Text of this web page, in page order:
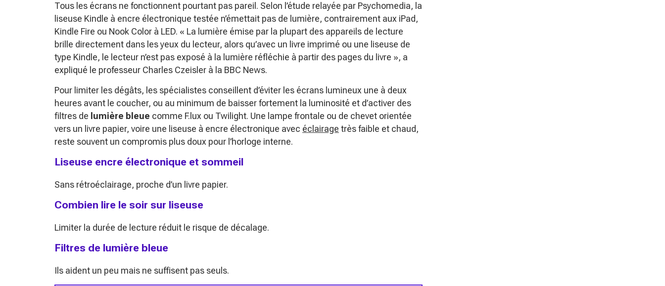
Tous les écrans ne fonctionnent pourtant pas pareil. Selon l’étude relayée par Psychomedia, la
liseuse Kindle à encre électronique testée n’émettait pas de lumière, contrairement aux iPad,
Kindle Fire ou Nook Color à LED. « La lumière émise par la plupart des appareils de lecture
brille directement dans les yeux du lecteur, alors qu’avec un livre imprimé ou une liseuse de
type Kindle, le lecteur n’est pas exposé à la lumière réfléchie à partir des pages du livre », a
expliqué le professeur Charles Czeisler à la BBC News.
Pour limiter les dégâts, les spécialistes conseillent d’éviter les écrans lumineux une à deux
heures avant le coucher, ou au minimum de baisser fortement la luminosité et d’activer des
filtres de lumière bleue comme F.lux ou Twilight. Une lampe frontale ou de chevet orientée
vers un livre papier, voire une liseuse à encre électronique avec éclairage très faible et chaud,
reste souvent un compromis plus doux pour l’horloge interne.
Liseuse encre électronique et sommeil
Sans rétroéclairage, proche d’un livre papier.
Combien lire le soir sur liseuse
Limiter la durée de lecture réduit le risque de décalage.
Filtres de lumière bleue
Ils aident un peu mais ne suffisent pas seuls.